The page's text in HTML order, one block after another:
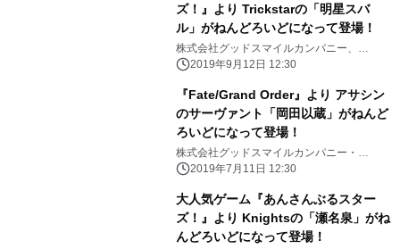
ズ！』より Trickstarの「明星スバ
ル」がねんどろいどになって登場！
株式会社グッドスマイルカンパニー、
Orange Rouge(オランジュ・ルージュ)
2019年9月12日 12:30
『Fate/Grand Order』より アサシン
のサーヴァント「岡田以蔵」がねんど
ろいどになって登場！
株式会社グッドスマイルカンパニー・
Orange Rouge(オランジュ・ルージュ)
2019年7月11日 12:30
大人気ゲーム『あんさんぶるスター
ズ！』より Knightsの「瀬名泉」がね
んどろいどになって登場！